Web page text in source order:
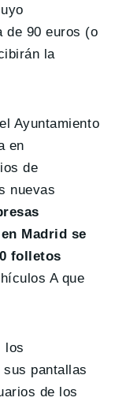
de 90 euros (o
la
Ayuntamiento
en
de
nuevas
Madrid se
folletos
A que
los
pantallas
de los